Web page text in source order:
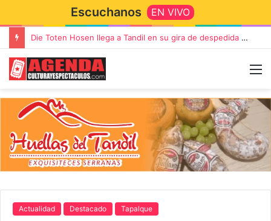
Escuchanos EN VIVO
Die Toten Hosen llega a Tandil en su gira de despedida «Fútbol, Asado, Vino y Adiós Amigos»
Actualidad Destacado Tapalque